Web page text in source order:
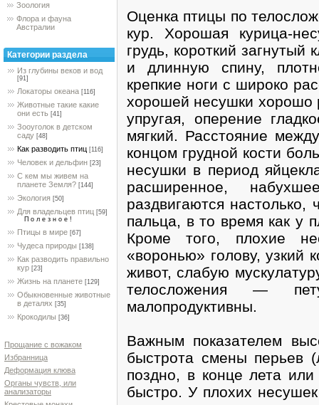
Зоология
Флора и фауна
Австралии
Категории раздела
Из глубины веков и вод
[91]
Локаторы океана [116]
Животные такие какие
они есть [41]
Зооуголок в детском
саду [48]
Как разводить птиц [116]
Человек и дельфин [23]
С кем мы живем на
планете Земля? [144]
Экология [50]
Для владельцев птиц [59]
П о л е з н о е !
Птицы в мире [67]
Чудеса природы [138]
Как разводить правильно
кур [23]
Жизнь на планете [129]
Обыкновенные животные
в деталях [35]
Крокодилы [36]
Прощание с вожаком
Избранница
Деформация клюва
Органы чувств, или
анализаторы
Оценка птицы по
кур. Хорошая курица-
грудь, короткий
и длинную спину,
крепкие ноги с широко
хорошей несушки хорошо
упругая, оперение
мягкий. Расстояние
концом грудной кости
несушки в период
расширенное,
раздвигаются
пальца, в то время как у
Кроме того, плохие
«воронью» голову, узкий
живот, слабую
телосложения —
малопродуктивны.
Важным показателем
быстрота смены перьев
поздно, в конце лета
быстро. У плохих